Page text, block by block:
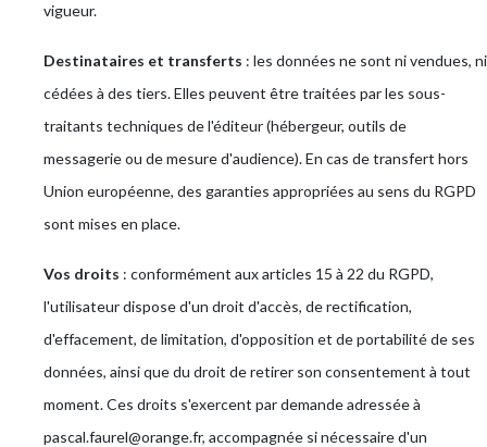
vigueur.
Destinataires et transferts : les données ne sont ni vendues, ni
cédées à des tiers. Elles peuvent être traitées par les sous-
traitants techniques de l'éditeur (hébergeur, outils de
messagerie ou de mesure d'audience). En cas de transfert hors
Union européenne, des garanties appropriées au sens du RGPD
sont mises en place.
Vos droits : conformément aux articles 15 à 22 du RGPD,
l'utilisateur dispose d'un droit d'accès, de rectification,
d'effacement, de limitation, d'opposition et de portabilité de ses
données, ainsi que du droit de retirer son consentement à tout
moment. Ces droits s'exercent par demande adressée à
pascal.faurel@orange.fr, accompagnée si nécessaire d'un